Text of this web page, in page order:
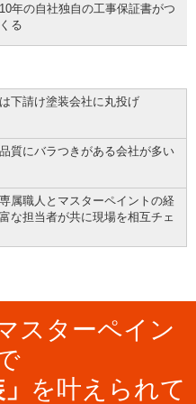
年の自社独自の工事保証書がつ
る
下請け塗装会社に丸投げ
質にバラつきがある会社が多い
属職人とマスターペイントの経
な担当者が共に現場を相互チェ
スターペイン
を叶えられて